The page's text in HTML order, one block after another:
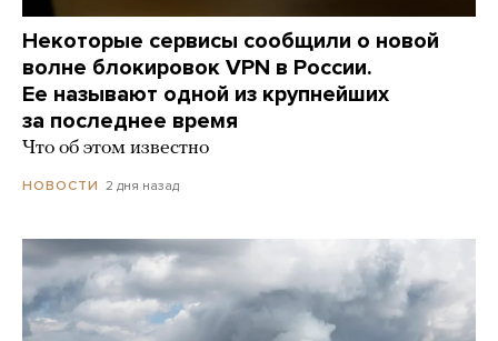
Некоторые сервисы сообщили о новой
волне блокировок VPN в России.
Ее называют одной из крупнейших
за последнее время
Что об этом известно
НОВОСТИ 2 дня назад